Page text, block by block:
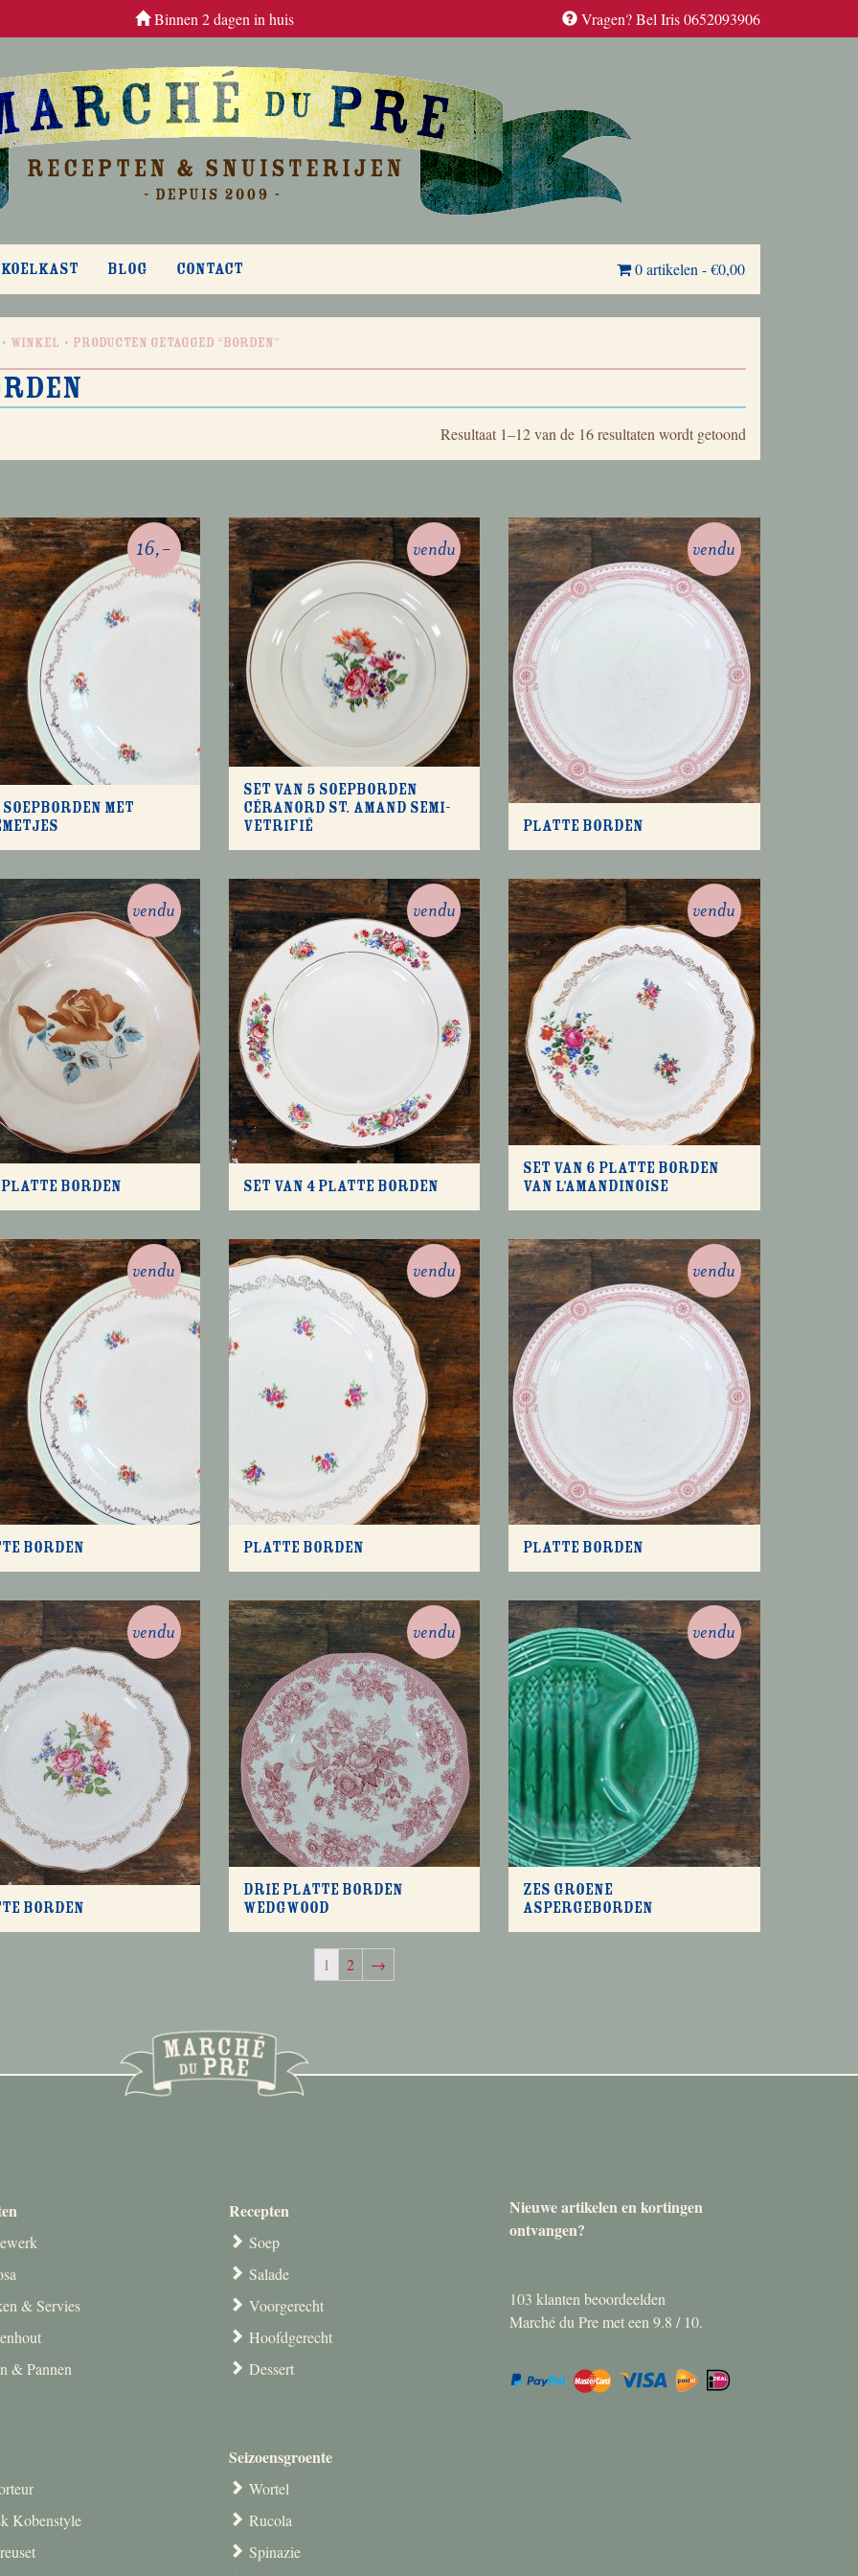
Binnen 2 dagen in huis Vragen? Bel Iris 0652093906
BLOG CONTACT 0 artikelen -€0,00
Winkel Producten getagged “borden”
Resultaat 1–12 van de 16 resultaten wordt getoond
op
met
16,-
Set van 5 soepborden
Céranord St. Amand Semi-
Vetrifié
vendu
Platte borden
vendu
borden
vendu
Set van 4 platte borden
vendu
Set van 6 platte borden
van l'Amandinoise
vendu
borden
vendu
Platte borden
vendu
Platte borden
vendu
borden
vendu
Drie platte borden
Wedgwood
vendu
Zes groene
aspergeborden
vendu
1 2 →
& Servies
& Pannen
Kobenstyle
Recepten
Soep
Salade
Voorgerecht
Hoofdgerecht
Dessert
Seizoensgroente
Wortel
Rucola
Spinazie
Nieuwe artikelen en kortingen
ontvangen?
103 klanten beoordeelden
Marché du Pre met een9.8 / 10.